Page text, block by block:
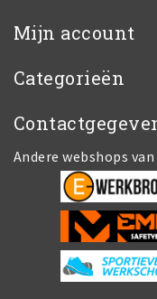
Mijn account
Categorieën
Andere webshops